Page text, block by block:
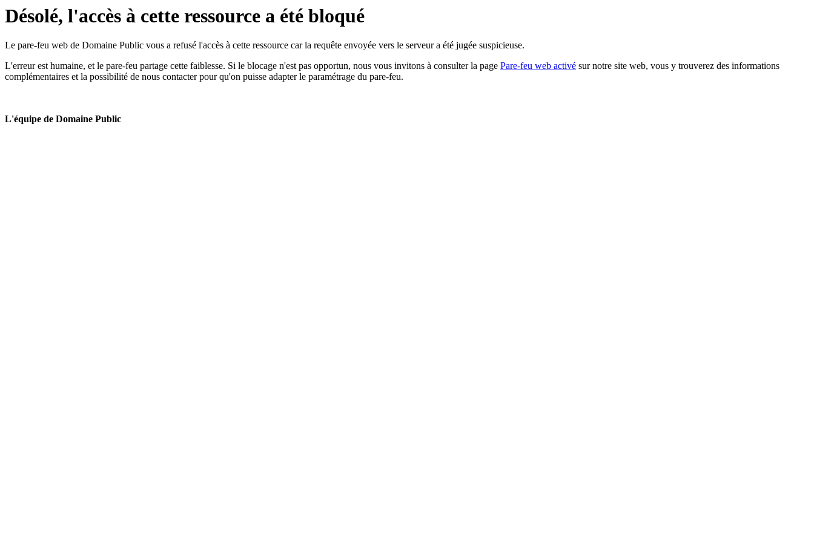
Désolé, l'accès à cette ressource a été bloqué
Le pare-feu web de Domaine Public vous a refusé l'accès à cette ressource car la requête envoyée vers le serveur a été jugée suspicieuse.
L'erreur est humaine, et le pare-feu partage cette faiblesse. Si le blocage n'est pas opportun, nous vous invitons à consulter la page Pare-feu web activé sur notre site web, vous y trouverez des informations
complémentaires et la possibilité de nous contacter pour qu'on puisse adapter le paramétrage du pare-feu.
L'équipe de Domaine Public